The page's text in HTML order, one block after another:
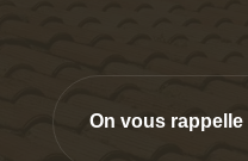
On vous rappelle